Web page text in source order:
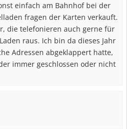
einfach am Bahnhof bei der
fragen der Karten verkauft.
die telefonieren auch gerne für
raus. Ich bin da dieses Jahr
Adressen abgeklappert hatte,
immer geschlossen oder nicht